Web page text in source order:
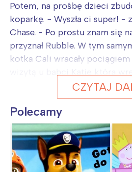
Potem, na prośbę dzieci
koparkę. - Wyszła ci super! -
Chase. - Po prostu znam się
przyznał Rubble. W tym
kotka Cali wracały pociągiem
CZYTAJ
Polecamy